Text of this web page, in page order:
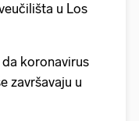
u Los
koronavirus
završavaju u